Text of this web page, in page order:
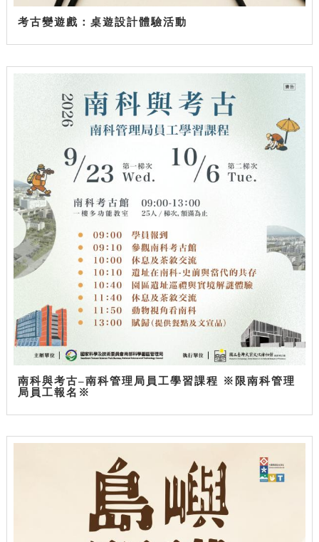
考古變遊戲：桌遊設計體驗活動
南科與考古–南科管理局員工學習課程 ※限南科管理
局員工報名※